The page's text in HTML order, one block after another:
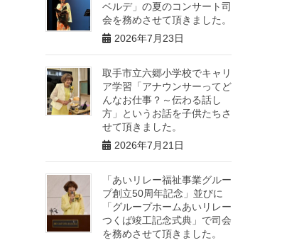
ベルデ」の夏のコンサート司
会を務めさせて頂きました。
2026年7月23日
取手市立六郷小学校でキャリ
ア学習「アナウンサーってど
んなお仕事？～伝わる話し
方」というお話を子供たちさ
せて頂きました。
2026年7月21日
「あいリレー福祉事業グルー
プ創立50周年記念」並びに
「グループホームあいリレー
つくば竣工記念式典」で司会
を務めさせて頂きました。